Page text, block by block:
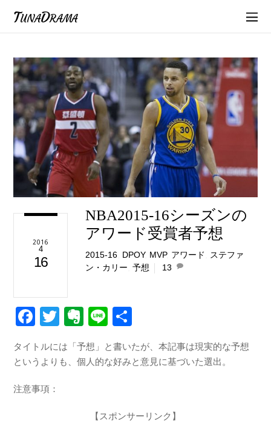
TunaDrama
2016
4
16
NBA2015-16シーズンの
アワード受賞者予想
2015-16 DPOY, MVP, アワード
ステファ
ン・カリー ,予想 13
F
c
b
T
tt
E
er
Li
e
タイトルには「予想」と書いたが、本記事は現実的な予想
というよりも、個人的な好みと意見に基づいた選出。
注意事項：
【スポンサーリンク】